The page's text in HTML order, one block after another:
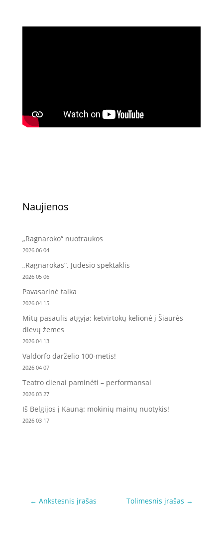
Naujienos
„Ragnaroko“ nuotraukos
2026 06 04
„Ragnarokas“. Judesio spektaklis
2026 05 06
Pavasarinė talka
2026 04 15
Mitų pasaulis atgyja: ketvirtokų kelionė į Šiaurės
dievų žemes
2026 04 13
Valdorfo darželio 100-metis!
2026 04 07
Teatro dienai paminėti – performansai
2026 03 27
Iš Belgijos į Kauną: mokinių mainų nuotykis!
2026 03 17
← Ankstesnis įrašas Tolimesnis įrašas →